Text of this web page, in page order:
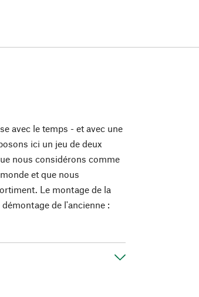
avec le temps - et avec une
ici un jeu de deux
nous considérons comme
et que nous
Le montage de la
de l'ancienne :